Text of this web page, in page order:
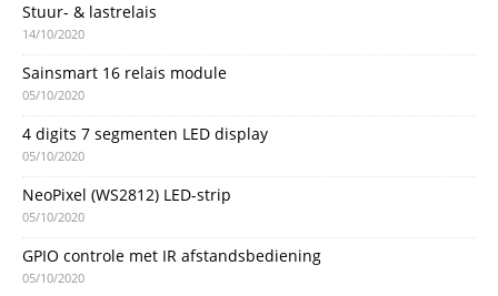
Stuur- & lastrelais
14/10/2020
Sainsmart 16 relais module
05/10/2020
4 digits 7 segmenten LED display
05/10/2020
NeoPixel (WS2812) LED-strip
05/10/2020
GPIO controle met IR afstandsbediening
05/10/2020